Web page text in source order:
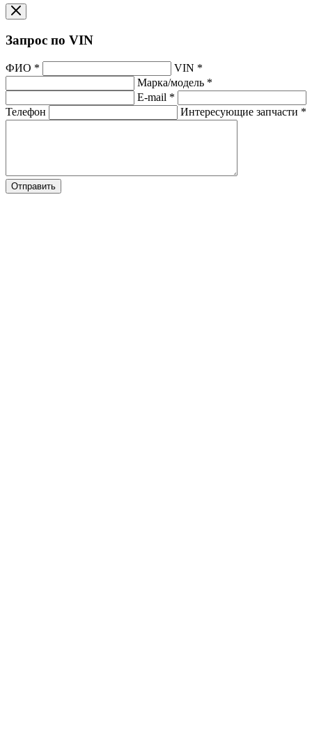
Запрос по VIN
ФИО * VIN *
Марка/модель *
E-mail *
Телефон
Интересующие запчасти *